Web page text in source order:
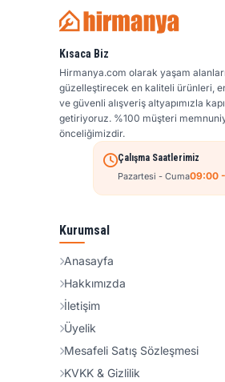
Kısaca Biz
Hirmanya.com olarak yaşam
güzelleştirecek en kaliteli ürünleri,
ve güvenli alışveriş altyapımızla
getiriyoruz. %100 müşteri
önceliğimizdir.
Çalışma Saatlerimiz
Pazartesi - Cuma09:00
Kurumsal
Anasayfa
Hakkımızda
İletişim
Üyelik
Mesafeli Satış Sözleşmesi
KVKK & Gizlilik